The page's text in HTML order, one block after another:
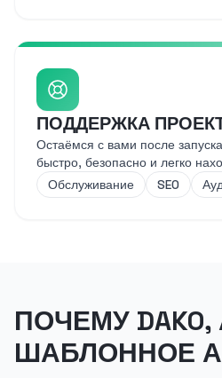
ПОДДЕРЖКА
Остаёмся с вами после
быстро, безопасно и легко
Обслуживание
SEO
ПОЧЕМУ
ШАБЛОННОЕ